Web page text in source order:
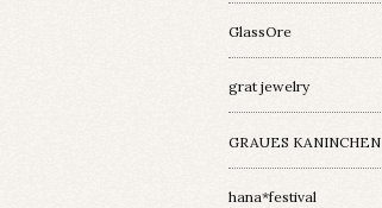
GlassOre
grat jewelry
GRAUES KANINCHEN
hana*festival